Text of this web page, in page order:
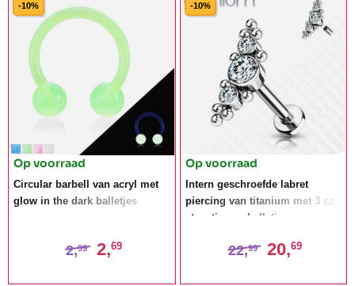
-10%
Op voorraad
Circular barbell van acryl met
glow in the dark balletjes
2,99 2,69
-10%
Op voorraad
Intern geschroefde labret
piercing van titanium met 3 cz
steentjes en balletjes
22,99 20,69